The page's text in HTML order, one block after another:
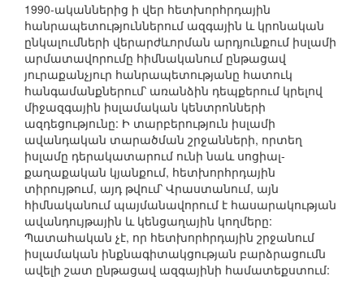
1990-ականներից ի վեր հետխորհրդային
հանրապետություններում ազգային և կրոնական
ընկալումների վերարժևորման արդյունքում իսլամի
արմատավորումը հիմնականում ընթացավ
յուրաքանչյուր հանրապետությանը հատուկ
հանգամանքներում՝ առանձին դեպքերում կրելով
միջազգային իսլամական կենտրոնների
ազդեցությունը: Ի տարբերություն իսլամի
ավանդական տարածման շրջանների, որտեղ
իսլամը դերակատարում ունի նաև սոցիալ-
քաղաքական կյանքում, հետխորհրդային
տիրույթում, այդ թվում՝ Վրաստանում, այն
հիմնականում պայմանավորում է հասարակության
ավանդույթային և կենցաղային կողմերը:
Պատահական չէ, որ հետխորհրդային շրջանում
իսլամական ինքնագիտակցության բարձրացումն
ավելի շատ ընթացավ ազգայինի համատեքստում: